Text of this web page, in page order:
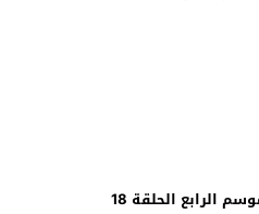
الرابع الحلقة 18